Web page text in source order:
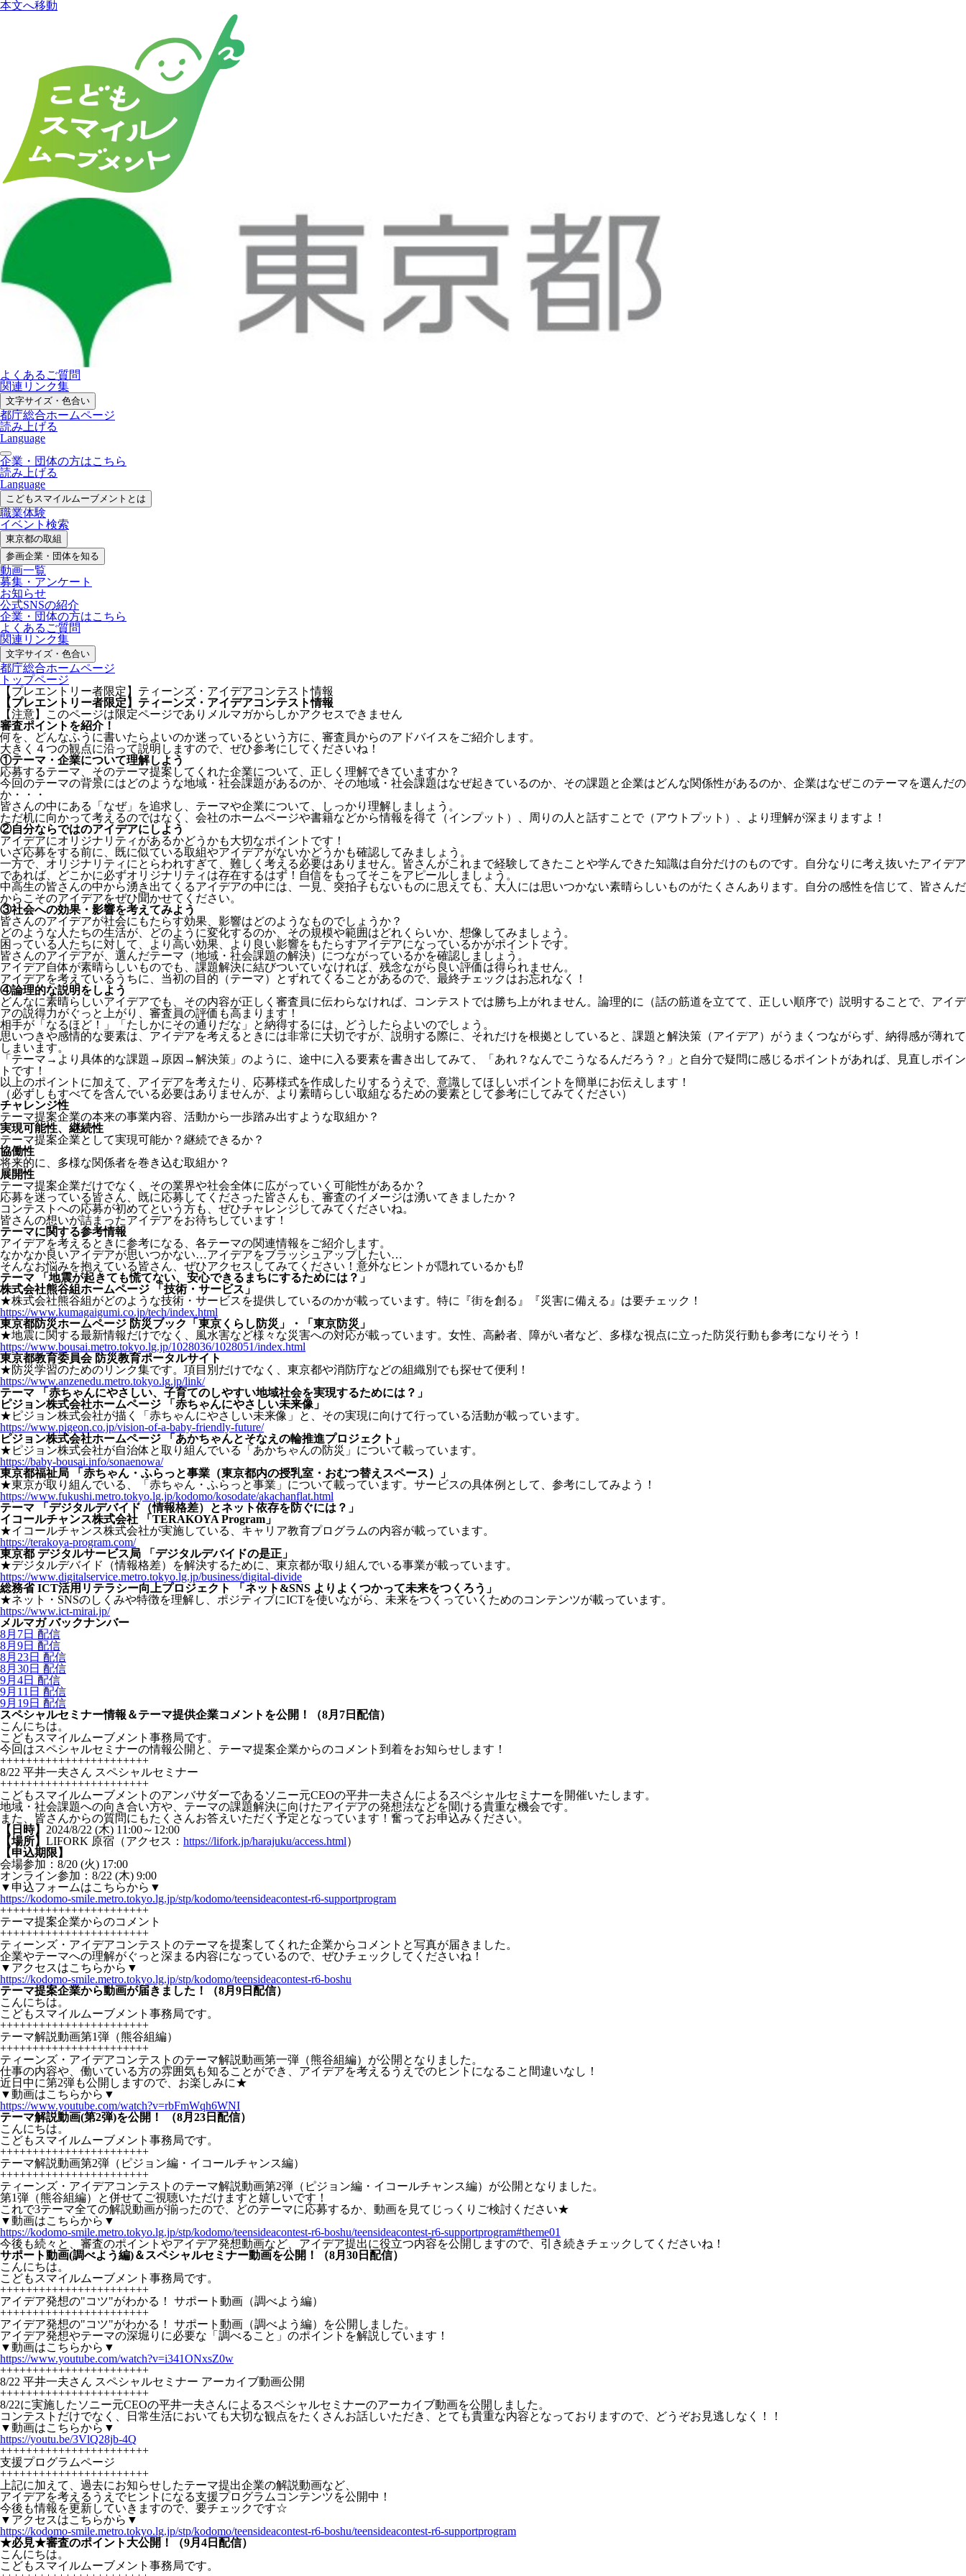
本文へ移動
よくあるご質問
関連リンク集
文字サイズ・色合い
都庁総合ホームページ
読み上げる
Language
企業・団体の方はこちら
読み上げる
Language
こどもスマイルムーブメントとは
職業体験
イベント検索
東京都の取組
参画企業・ 団体を知る
動画一覧
募集・ アンケート
お知らせ
公式SNSの紹介
企業・団体の方はこちら
よくあるご質問
関連リンク集
文字サイズ・色合い
都庁総合ホームページ
トップページ
【プレエントリー者限定】ティーンズ・アイデアコンテスト情報
【プレエントリー者限定】ティーンズ・アイデアコンテスト情報
【注意】このページは限定ページでありメルマガからしかアクセスできません
審査ポイントを紹介！
何を、どんなふうに書いたらよいのか迷っているという方に、審査員からのアドバイスをご紹介します。
大きく４つの観点に沿って説明しますので、ぜひ参考にしてくださいね！
①テーマ・企業について理解しよう
応募するテーマ、そのテーマ提案してくれた企業について、正しく理解できていますか？
今回のテーマの背景にはどのような地域・社会課題があるのか、その地域・社会課題はなぜ起きているのか、その課題と企業はどんな関係性があるのか、企業はなぜこのテーマを選んだの
か・・・
皆さんの中にある「なぜ」を追求し、テーマや企業について、しっかり理解しましょう。
ただ机に向かって考えるのではなく、会社のホームページや書籍などから情報を得て（インプット）、周りの人と話すことで（アウトプット）、より理解が深まりますよ！
②自分ならではのアイデアにしよう
アイデアにオリジナリティがあるかどうかも大切なポイントです！
いざ応募をする前に、既に似ている取組やアイデアがないかどうかも確認してみましょう。
一方で、オリジナリティにとらわれすぎて、難しく考える必要はありません。皆さんがこれまで経験してきたことや学んできた知識は自分だけのものです。自分なりに考え抜いたアイデア
であれば、どこかに必ずオリジナリティは存在するはず！自信をもってそこをアピールしましょう。
中高生の皆さんの中から湧き出てくるアイデアの中には、一見、突拍子もないものに思えても、大人には思いつかない素晴らしいものがたくさんあります。自分の感性を信じて、皆さんだ
からこそのアイデアをぜひ聞かせてください。
③社会への効果・影響を考えてみよう
皆さんのアイデアが社会にもたらす効果、影響はどのようなものでしょうか？
どのような人たちの生活が、どのように変化するのか、その規模や範囲はどれくらいか、想像してみましょう。
困っている人たちに対して、より高い効果、より良い影響をもたらすアイデアになっているかがポイントです。
皆さんのアイデアが、選んだテーマ（地域・社会課題の解決）につながっているかを確認しましょう。
アイデア自体が素晴らしいものでも、課題解決に結びついていなければ、残念ながら良い評価は得られません。
アイデアを考えているうちに、当初の目的（テーマ）とずれてくることがあるので、最終チェックはお忘れなく！
④論理的な説明をしよう
どんなに素晴らしいアイデアでも、その内容が正しく審査員に伝わらなければ、コンテストでは勝ち上がれません。論理的に（話の筋道を立てて、正しい順序で）説明することで、アイデ
アの説得力がぐっと上がり、審査員の評価も高まります！
相手が「なるほど！」「たしかにその通りだな」と納得するには、どうしたらよいのでしょう。
思いつきや感情的な要素は、アイデアを考えるときには非常に大切ですが、説明する際に、それだけを根拠としていると、課題と解決策（アイデア）がうまくつながらず、納得感が薄れて
しまいます。
「テーマ→より具体的な課題→原因→解決策」のように、途中に入る要素を書き出してみて、「あれ？なんでこうなるんだろう？」と自分で疑問に感じるポイントがあれば、見直しポイン
トです！
以上のポイントに加えて、アイデアを考えたり、応募様式を作成したりするうえで、意識してほしいポイントを簡単にお伝えします！
（必ずしもすべてを含んでいる必要はありませんが、より素晴らしい取組なるための要素として参考にしてみてください）
チャレンジ性
テーマ提案企業の本来の事業内容、活動から一歩踏み出すような取組か？
実現可能性、継続性
テーマ提案企業として実現可能か？継続できるか？
協働性
将来的に、多様な関係者を巻き込む取組か？
展開性
テーマ提案企業だけでなく、その業界や社会全体に広がっていく可能性があるか？
応募を迷っている皆さん、既に応募してくださった皆さんも、審査のイメージは湧いてきましたか？
コンテストへの応募が初めてという方も、ぜひチャレンジしてみてくださいね。
皆さんの想いが詰まったアイデアをお待ちしています！
テーマに関する参考情報
アイデアを考えるときに参考になる、各テーマの関連情報をご紹介します。
なかなか良いアイデアが思いつかない…アイデアをブラッシュアップしたい…
そんなお悩みを抱えている皆さん、ぜひアクセスしてみてください！意外なヒントが隠れているかも⁉
テーマ 「地震が起きても慌てない、安心できるまちにするためには？」
株式会社熊谷組ホームページ 「技術・サービス」
★株式会社熊谷組がどのような技術・サービスを提供しているのかが載っています。特に『街を創る』『災害に備える』は要チェック！
https://www.kumagaigumi.co.jp/tech/index.html
東京都防災ホームページ 防災ブック「東京くらし防災」・「東京防災」
★地震に関する最新情報だけでなく、風水害など様々な災害への対応が載っています。女性、高齢者、障がい者など、多様な視点に立った防災行動も参考になりそう！
https://www.bousai.metro.tokyo.lg.jp/1028036/1028051/index.html
東京都教育委員会 防災教育ポータルサイト
★防災学習のためのリンク集です。項目別だけでなく、東京都や消防庁などの組織別でも探せて便利！
https://www.anzenedu.metro.tokyo.lg.jp/link/
テーマ 「赤ちゃんにやさしい、子育てのしやすい地域社会を実現するためには？」
ピジョン株式会社ホームページ 「赤ちゃんにやさしい未来像」
★ピジョン株式会社が描く「赤ちゃんにやさしい未来像」と、その実現に向けて行っている活動が載っています。
https://www.pigeon.co.jp/vision-of-a-baby-friendly-future/
ピジョン株式会社ホームページ 「あかちゃんとそなえの輪推進プロジェクト」
★ピジョン株式会社が自治体と取り組んでいる「あかちゃんの防災」について載っています。
https://baby-bousai.info/sonaenowa/
東京都福祉局 「赤ちゃん・ふらっと事業（東京都内の授乳室・おむつ替えスペース）」
★東京が取り組んでいる、「赤ちゃん・ふらっと事業」について載っています。サービスの具体例として、参考にしてみよう！
https://www.fukushi.metro.tokyo.lg.jp/kodomo/kosodate/akachanflat.html
テーマ 「デジタルデバイド（情報格差）とネット依存を防ぐには？」
イコールチャンス株式会社 「TERAKOYA Program」
★イコールチャンス株式会社が実施している、キャリア教育プログラムの内容が載っています。
https://terakoya-program.com/
東京都 デジタルサービス局 「デジタルデバイドの是正」
★デジタルデバイド（情報格差）を解決するために、東京都が取り組んでいる事業が載っています。
https://www.digitalservice.metro.tokyo.lg.jp/business/digital-divide
総務省 ICT活用リテラシー向上プロジェクト 「ネット&SNS よりよくつかって未来をつくろう」
★ネット・SNSのしくみや特徴を理解し、ポジティブにICTを使いながら、未来をつくっていくためのコンテンツが載っています。
https://www.ict-mirai.jp/
メルマガ バックナンバー
8月7日 配信
8月9日 配信
8月23日 配信
8月30日 配信
9月4日 配信
9月11日 配信
9月19日 配信
スペシャルセミナー情報＆テーマ提供企業コメントを公開！（8月7日配信）
こんにちは。
こどもスマイルムーブメント事務局です。
今回はスペシャルセミナーの情報公開と、テーマ提案企業からのコメント到着をお知らせします！
+++++++++++++++++++++++
8/22 平井一夫さん スペシャルセミナー
+++++++++++++++++++++++
こどもスマイルムーブメントのアンバサダーであるソニー元CEOの平井一夫さんによるスペシャルセミナーを開催いたします。
地域・社会課題への向き合い方や、テーマの課題解決に向けたアイデアの発想法などを聞ける貴重な機会です。
また、皆さんからの質問にもたくさんお答えいただく予定となっています！奮ってお申込みください。
【日時】 2024/8/22 (木) 11:00～12:00
【場所】 LIFORK 原宿（アクセス： https://lifork.jp/harajuku/access.html）
【申込期限】
会場参加：8/20 (火) 17:00
オンライン参加：8/22 (木) 9:00
▼申込フォームはこちらから▼
https://kodomo-smile.metro.tokyo.lg.jp/stp/kodomo/teensideacontest-r6-supportprogram
+++++++++++++++++++++++
テーマ提案企業からのコメント
+++++++++++++++++++++++
ティーンズ・アイデアコンテストのテーマを提案してくれた企業からコメントと写真が届きました。
企業やテーマへの理解がぐっと深まる内容になっているので、ぜひチェックしてくださいね！
▼アクセスはこちらから▼
https://kodomo-smile.metro.tokyo.lg.jp/stp/kodomo/teensideacontest-r6-boshu
テーマ提案企業から動画が届きました！（8月9日配信）
こんにちは。
こどもスマイルムーブメント事務局です。
+++++++++++++++++++++++
テーマ解説動画第1弾（熊谷組編）
+++++++++++++++++++++++
ティーンズ・アイデアコンテストのテーマ解説動画第一弾（熊谷組編）が公開となりました。
仕事の内容や、働いている方の雰囲気も知ることができ、アイデアを考えるうえでのヒントになること間違いなし！
近日中に第2弾も公開しますので、お楽しみに★
▼動画はこちらから▼
https://www.youtube.com/watch?v=rbFmWqh6WNI
テーマ解説動画(第2弾)を公開！ （8月23日配信）
こんにちは。
こどもスマイルムーブメント事務局です。
+++++++++++++++++++++++
テーマ解説動画第2弾（ピジョン編・イコールチャンス編）
+++++++++++++++++++++++
ティーンズ・アイデアコンテストのテーマ解説動画第2弾（ピジョン編・イコールチャンス編）が公開となりました。
第1弾（熊谷組編）と併せてご視聴いただけますと嬉しいです！
これで3テーマ全ての解説動画が揃ったので、どのテーマに応募するか、動画を見てじっくりご検討ください★
▼動画はこちらから▼
https://kodomo-smile.metro.tokyo.lg.jp/stp/kodomo/teensideacontest-r6-boshu/teensideacontest-r6-supportprogram#theme01
今後も続々と、審査のポイントやアイデア発想動画など、アイデア提出に役立つ内容を公開しますので、引き続きチェックしてくださいね！
サポート動画(調べよう編)＆スペシャルセミナー動画を公開！（8月30日配信）
こんにちは。
こどもスマイルムーブメント事務局です。
+++++++++++++++++++++++
アイデア発想の"コツ"がわかる！ サポート動画（調べよう編）
+++++++++++++++++++++++
アイデア発想の"コツ"がわかる！ サポート動画（調べよう編）を公開しました。
アイデア発想やテーマの深堀りに必要な「調べること」のポイントを解説しています！
▼動画はこちらから▼
https://www.youtube.com/watch?v=i341ONxsZ0w
+++++++++++++++++++++++
8/22 平井一夫さん スペシャルセミナー アーカイブ動画公開
+++++++++++++++++++++++
8/22に実施したソニー元CEOの平井一夫さんによるスペシャルセミナーのアーカイブ動画を公開しました。
コンテストだけでなく、日常生活においても大切な観点をたくさんお話しいただき、とても貴重な内容となっておりますので、どうぞお見逃しなく！！
▼動画はこちらから▼
https://youtu.be/3VlQ28jb-4Q
+++++++++++++++++++++++
支援プログラムページ
+++++++++++++++++++++++
上記に加えて、過去にお知らせしたテーマ提出企業の解説動画など、
アイデアを考えるうえでヒントになる支援プログラムコンテンツを公開中！
今後も情報を更新していきますので、要チェックです☆
▼アクセスはこちらから▼
https://kodomo-smile.metro.tokyo.lg.jp/stp/kodomo/teensideacontest-r6-boshu/teensideacontest-r6-supportprogram
★必見★審査のポイント大公開！（9月4日配信）
こんにちは。
こどもスマイルムーブメント事務局です。